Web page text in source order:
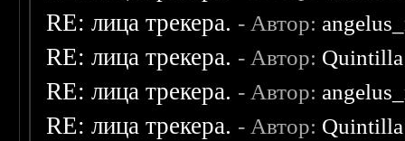
RE: лица трекера. - Автор:
RE: лица трекера. - Автор: Quintilla
RE: лица трекера. - Автор:
RE: лица трекера. - Автор: Quintilla